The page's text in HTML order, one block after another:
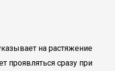
на растяжение
проявляться сразу при